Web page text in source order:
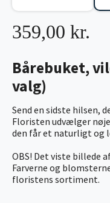
Bårebuket,
valg)
Send en sidste hilsen,
Floristen udvælger
den får et naturligt og
OBS! Det viste billede
Farverne og
floristens sortiment.
359,00 kr.